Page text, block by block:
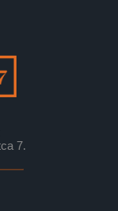
7.